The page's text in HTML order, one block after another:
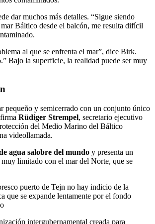
dar muchos más detalles. “Sigue siendo
Báltico desde el balcón, me resulta difícil
al que se enfrenta el mar”, dice Birk.
Bajo la superficie, la realidad puede ser muy
pequeño y semicerrado con un conjunto único
Rüdiger Strempel, secretario ejecutivo
del Medio Marino del Báltico
videollamada.
agua salobre del mundo y presenta un
limitado con el mar del Norte, que se
puerto de Tejn no hay indicio de la
que se expande lentamente por el fondo
intergubernamental creada para